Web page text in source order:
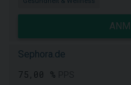
Sephora.de
75,00 %